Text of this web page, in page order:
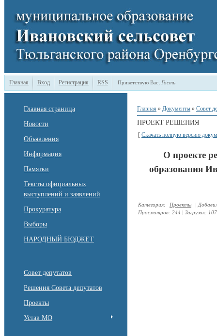
Главная Вход Регистрация RSS Приветствую Вас Гость
Главная страница
Новости
Объявления
Информация
Памятки
Тексты официальных
выступлений и заявлений
Прокуратура
Выборы
НАРОДНЫЙ БЮДЖЕТ
Совет депутатов
Решения Совета депутатов
Проекты
Устав МО
Главная » Документы » Совет
ПРОЕКТ РЕШЕНИЯ
[ Скачать полную версию
О проекте
образования
Категория: Проекты |
Просмотров: 244 | Загрузок: 107